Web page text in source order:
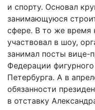
и спорту. Основал
занимающуюся
сфере. В то же время
участвовал в шоу,
занимал посты вице-
Федерации
Петербурга. А в
обязанности
в отставку